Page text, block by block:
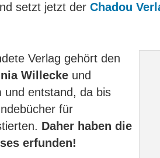
setzt jetzt der Chadou
Verlag gehört den
Willecke und
und entstand, da bis
für
Daher haben die
erfunden!